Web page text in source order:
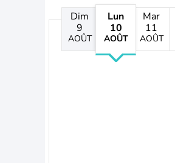
Dim
9
AOÛT
Lun
10
AOÛT
Mar
11
AOÛT